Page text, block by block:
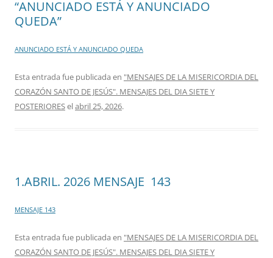
“ANUNCIADO ESTÁ Y ANUNCIADO
QUEDA”
ANUNCIADO ESTÁ Y ANUNCIADO QUEDA
Esta entrada fue publicada en "MENSAJES DE LA MISERICORDIA DEL
CORAZÓN SANTO DE JESÚS". MENSAJES DEL DIA SIETE Y
POSTERIORESelabril 25, 2026.
1.ABRIL. 2026 MENSAJE 143
MENSAJE 143
Esta entrada fue publicada en "MENSAJES DE LA MISERICORDIA DEL
CORAZÓN SANTO DE JESÚS". MENSAJES DEL DIA SIETE Y